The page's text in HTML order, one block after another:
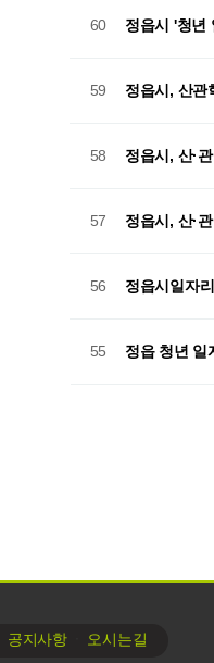
60 정읍시 '청년
59 정읍시, 산관
58 정읍시, 산·
57 정읍시, 산·
56 정읍시일자
55 정읍 청년 일
공지사항∙ 오시는길